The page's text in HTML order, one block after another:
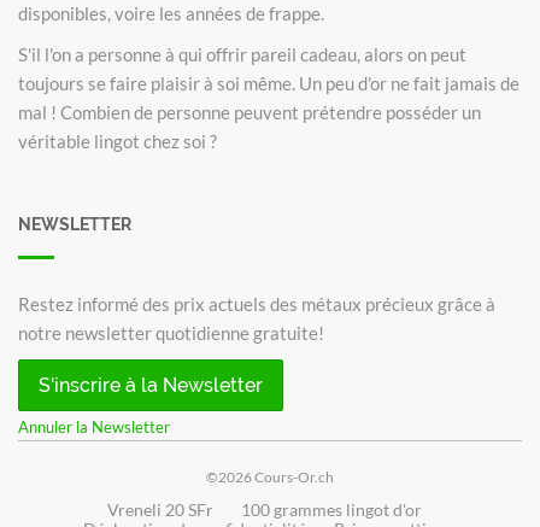
disponibles, voire les années de frappe.
S'il l'on a personne à qui offrir pareil cadeau, alors on peut
toujours se faire plaisir à soi même. Un peu d'or ne fait jamais de
mal ! Combien de personne peuvent prétendre posséder un
véritable lingot chez soi ?
NEWSLETTER
Restez informé des prix actuels des métaux précieux grâce à
notre newsletter quotidienne gratuite!
S'inscrire à la Newsletter
Annuler la Newsletter
©2026 Cours-Or.ch
Vreneli 20 SFr
100 grammes lingot d'or